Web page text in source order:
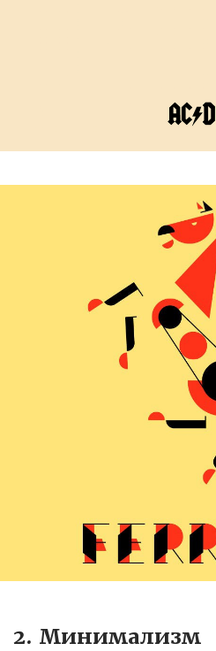
2. Минимализм